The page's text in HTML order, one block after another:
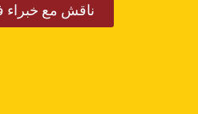
ناقش مع خبراء